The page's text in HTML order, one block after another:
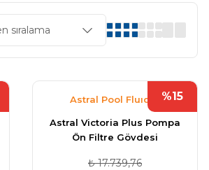
%15
Astral Pool Fluıdra
Astral Victoria Plus Pompa
Ön Filtre Gövdesi
₺ 17.739,76